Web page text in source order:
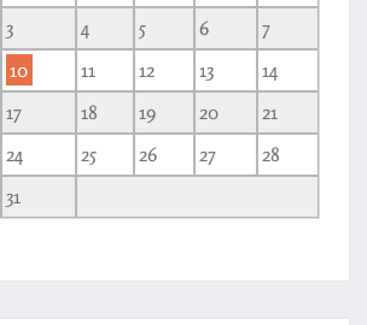
3 4 5 6
7
10 11 12 13
14
17 18 19 20
21
24 25 26 27
28
31